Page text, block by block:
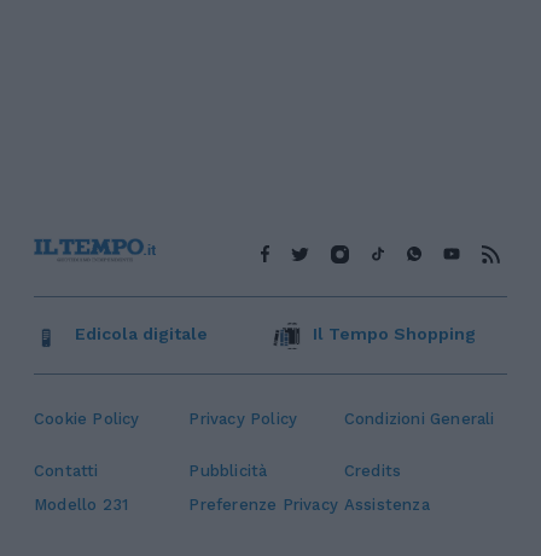
Cookie Policy Privacy Policy Condizioni Generali
Contatti Pubblicità
Credits
Modello 231
Preferenze Privacy Assistenza
Edicola digitale Il Tempo Shopping